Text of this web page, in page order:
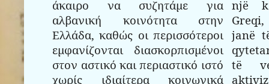
άκαιρο να συζητάμε για
αλβανική κοινότητα στην
Ελλάδα, καθώς οι περισσότεροι
εμφανίζονται διασκορπισμένοι
στον αστικό και περιαστικό ιστό
χωρίς ιδιαίτερα κοινωνικά
një
janë
të